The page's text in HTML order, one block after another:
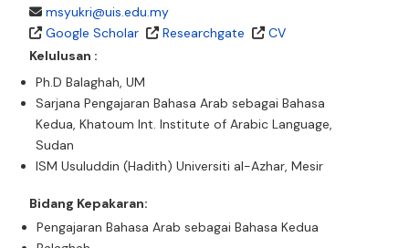
msyukri@uis.edu.my
Google Scholar
Researchgate
CV
Kelulusan :
Ph.D Balaghah, UM
Sarjana Pengajaran Bahasa Arab sebagai Bahasa
Kedua, Khatoum Int. Institute of Arabic Language,
Sudan
ISM Usuluddin (Hadith) Universiti al-Azhar, Mesir
Bidang Kepakaran:
Pengajaran Bahasa Arab sebagai Bahasa Kedua